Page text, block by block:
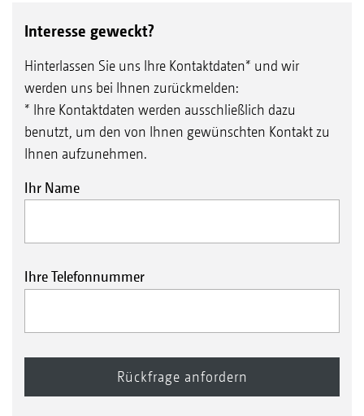
Interesse geweckt?
Hinterlassen Sie uns Ihre Kontaktdaten* und wir
werden uns bei Ihnen zurückmelden:
* Ihre Kontaktdaten werden ausschließlich dazu
benutzt, um den von Ihnen gewünschten Kontakt zu
Ihnen aufzunehmen.
Ihr Name
Ihre Telefonnummer